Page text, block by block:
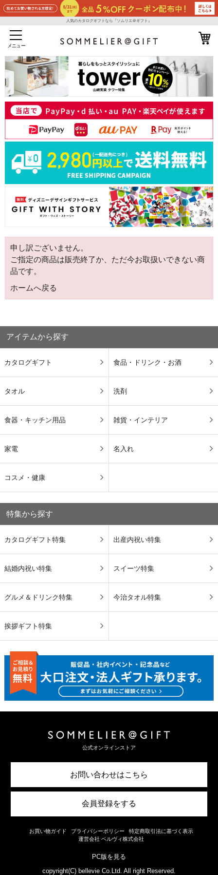
人気のカタログギフトなら『ソムリエ＠ギフト』
メニュー
申し訳ございません。
ご指定の商品は販売終了か、ただ今お取扱いできない商
品です。
ホームへ戻る
アイテムから探す
カタログギフト 食品・ドリンク・お酒
タオル 洗剤
食器・キッチン用品 雑貨・インテリア
家電 名入れ
コスメ・健康
特集から探す
カタログギフト特集 出産内祝い特集
結婚内祝い特集 スイーツ特集
グルメ＆ドリンク特集 今治タオル特集
挨拶ギフト特集
公式オンラインストア
お問い合わせはこちら
会員登録をする
お買い物ガイド プライバシーポリシー
特定商取引法に基づく表示
運営会社 ベルヴィ株式会社
PC版を見る
copyright(C) bellevie Co.Ltd. All right Reserved.